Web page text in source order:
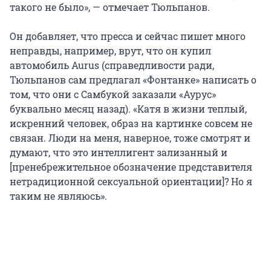
такого не было», — отмечает Тюльпанов.
Он добавляет, что пресса и сейчас пишет много
неправды, например, врут, что он купил
автомобиль Aurus (справедливости ради,
Тюльпанов сам предлагал «Фонтанке» написать о
том, что они с Самбукой заказали «Аурус»
буквально месяц назад). «Катя в жизни теплый,
искренний человек, образ на картинке совсем не
связан. Люди на меня, наверное, тоже смотрят и
думают, что это интеллигент зализанный и
[пренебрежительное обозначение представителя
нетрадиционной сексуальной ориентации]? Но я
таким не являюсь».